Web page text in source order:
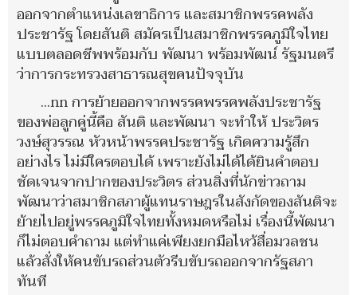
ออกจากตำแหน่งเลขาธิการ และสมาชิกพรรคพลัง
ประชารัฐ โดยสันติ สมัครเป็นสมาชิกพรรคภูมิใจไทย
แบบตลอดชีพพร้อมกับ พัฒนา พร้อมพัฒน์ รัฐมนตรี
ว่าการกระทรวงสาธารณสุขคนปัจจุบัน
…nn การย้ายออกจากพรรคพรรคพลังประชารัฐ
ของพ่อลูกคู่นี้คือ สันติ และพัฒนา จะทำให้ ประวิตร
วงษ์สุวรรณ หัวหน้าพรรคประชารัฐ เกิดความรู้สึก
อย่างไร ไม่มีใครตอบได้ เพราะยังไม่ได้ได้ยินคำตอบ
ชัดเจนจากปากของประวิตร ส่วนสิ่งที่นักข่าวถาม
พัฒนาว่าสมาชิกสภาผู้แทนราษฎรในสังกัดของสันติจะ
ย้ายไปอยู่พรรคภูมิใจไทยทั้งหมดหรือไม่ เรื่องนี้พัฒนา
ก็ไม่ตอบคำถาม แต่ทำแค่เพียงยกมือไหว้สื่อมวลชน
แล้วสั่งให้คนขับรถส่วนตัวรีบขับรถออกจากรัฐสภา
ทันที